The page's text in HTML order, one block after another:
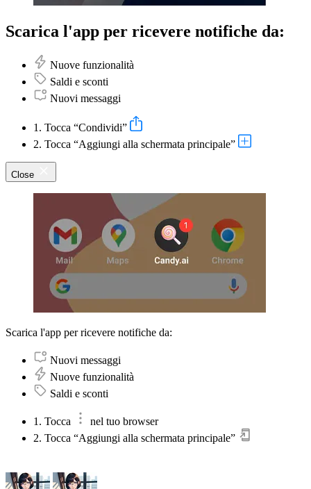
Scarica l'app per ricevere notifiche da:
Nuove funzionalità
Saldi e sconti
Nuovi messaggi
1. Tocca “Condividi”
2. Tocca “Aggiungi alla schermata principale”
Close
Scarica l'app per ricevere notifiche da:
Nuovi messaggi
Nuove funzionalità
Saldi e sconti
1. Tocca
nel tuo browser
2. Tocca “Aggiungi alla schermata principale”